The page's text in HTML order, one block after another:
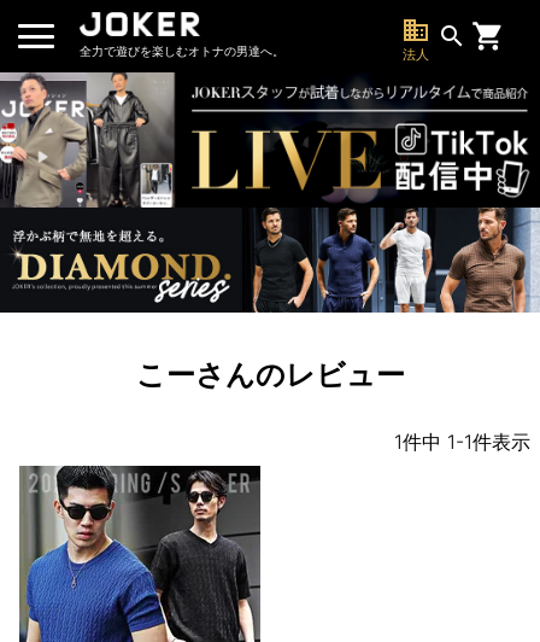
全力で遊びを楽しむオトナの男達へ。
business
法人
search
こーさんのレビュー
1件中 1-1件表示